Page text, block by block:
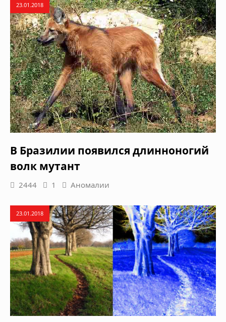
23.01.2018
В Бразилии появился длинноногий
волк мутант
2444 1 Аномалии
23.01.2018